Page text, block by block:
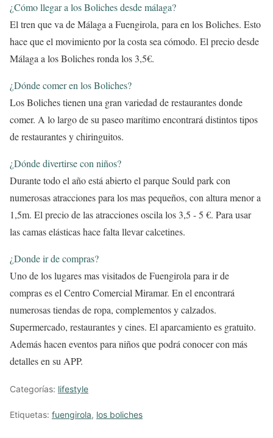
¿Cómo llegar a los Boliches desde málaga?
El tren que va de Málaga a Fuengirola, para en los Boliches. Esto
hace que el movimiento por la costa sea cómodo. El precio desde
Málaga a los Boliches ronda los 3,5€.
¿Dónde comer en los Boliches?
Los Boliches tienen una gran variedad de restaurantes donde
comer. A lo largo de su paseo marítimo encontrará distintos tipos
de restaurantes y chiringuitos.
¿Dónde divertirse con niños?
Durante todo el año está abierto el parque Sould park con
numerosas atracciones para los mas pequeños, con altura menor a
1,5m. El precio de las atracciones oscila los 3,5 - 5 €. Para usar
las camas elásticas hace falta llevar calcetines.
¿Donde ir de compras?
Uno de los lugares mas visitados de Fuengirola para ir de
compras es el Centro Comercial Miramar. En el encontrará
numerosas tiendas de ropa, complementos y calzados.
Supermercado, restaurantes y cines. El aparcamiento es gratuito.
Además hacen eventos para niños que podrá conocer con más
detalles en su APP.
Categorías: lifestyle
Etiquetas: fuengirola, los boliches